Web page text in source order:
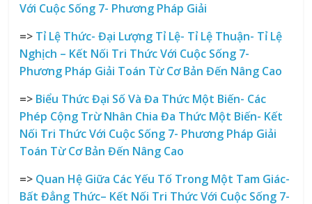
Với Cuộc Sống 7- Phương Pháp Giải
=> Tỉ Lệ Thức- Đại Lượng Tỉ Lệ- Tỉ Lệ Thuận- Tỉ Lệ
Nghịch – Kết Nối Tri Thức Với Cuộc Sống 7-
Phương Pháp Giải Toán Từ Cơ Bản Đến Nâng Cao
=> Biểu Thức Đại Số Và Đa Thức Một Biến- Các
Phép Cộng Trừ Nhân Chia Đa Thức Một Biến- Kết
Nối Tri Thức Với Cuộc Sống 7- Phương Pháp Giải
Toán Từ Cơ Bản Đến Nâng Cao
=> Quan Hệ Giữa Các Yếu Tố Trong Một Tam Giác-
Bất Đẳng Thức– Kết Nối Tri Thức Với Cuộc Sống 7-